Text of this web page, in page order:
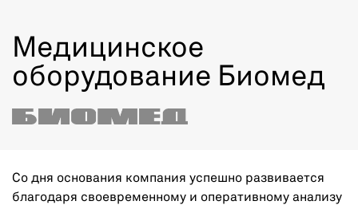
Медицинское
оборудование Биомед
Со дня основания компания успешно развивается
благодаря своевременному и оперативному анализу